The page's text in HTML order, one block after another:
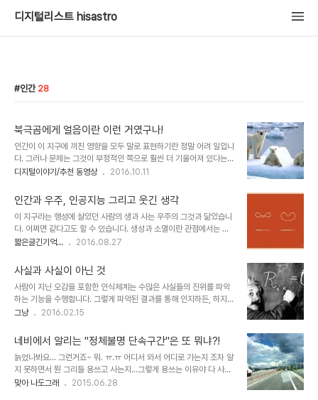
디지털리스트 hisastro
인간 28
북극곰에게 얼음이란 이런 거였구나!
인간이 이 지구에 끼친 영향을 모두 말로 표현하기란 정말 어려 일입니
다. 그러나 문제는 그것이 부정적인 쪽으로 훨씬 더 기울어져 있다는
사실입니다. 쉽게 확인할 수 없는 것이야 그렇다 치더라도 사람의 심정
가리지 않는다는 사실은 같은 사람으로서 부끄럽기 그지없습니다. 아
마도 사람만이 생각하고 인식하며 산다는 것의 왜곡된 이해와 착각이
그런 자만스러운 모습을 하도록 만든 것이 아닐까 추론해 봅니다만, 실
제 그런 생각이라면 결국 인간 이외엔 그 누구도 그것을 인정하지 않는
(할 수 없는) 것과 같다는걸 인정하는 것과 마찬가집니다. 며칠 전 유
에 살던 곰을 왜 낯선 곳까지 데려와..
디지털이야기/추천 동영상 2016.10.11
인간과 우주, 인공지능 그리고 웃긴 생각
이 지구라는 행성에 살았던 사람의 생과 사는 우주의 그것과 닮았습니
다. 어쩌면 같다고도 할 수 있습니다. 생성과 소멸이란 관점에서는 말
이죠.인류 역사를 통틀어 이 지구를 거쳐간 사람의 수가 얼마일까요?!
려운 질문이 될 겁니다. 지구상에 존재하는 생명체 조차 모두 인간은
알지 못하니까요. 그런데, 인공지능이라면 알 수있을까요?!!사만다처
럼… 이미지 출처: www.punchkick.com 뭐~ 우스겟 소리로 저는
이렇게 말할 수 있긴 합니다. 겁나 많아~!!
짧은글긴기억... 2016.08.27
사실과 사실이 아닌 것
사람이 지닌 오감을 포함한 인식체계는 수많은 사실들의 진위를 파악
하는 기능을 수행합니다. 그렇게 파악된 결과를 통해 인지하든, 하지
않든 사람들은 사실과 사실이 아닌 것으로 받아들이게 됩니다. 여기에
한다는 표현이 좀 더 낫겠군요. 이미지 출처:
thelakeandeswave.com 아인슈타인의 마지막 예언이 적중했다
면서 과학계에서는 엄청난 발견을 했다고 하는 중력파에 대한 떠들썩
한 이슈를 전해 들으면서 생각하게 된 건데요. 우리가 알고 있는 사실
과 사실이 아닌 것의 진위는 결론적으로 "우리가 인지 하느냐"와 "그
그냥 2016.02.15
네비에서 알리는 "정체불명 단속구간"은 또 뭐냐?!
늙었나봐요... 그런거죠~ 뭐. ㅠ.ㅠ 어디서 와서 어디로 가는지 조차 알
지 못하면서 뭔 그리들 용쓰고 사는지...그렇게 용쓰는 이유야 다 사는
사람들에게나 중요할 뿐인데... 결국 알지 못해 그러는 것이겠지만...
맞아 나도그래 2015.06.28